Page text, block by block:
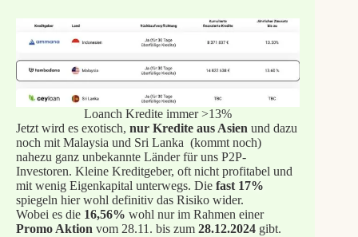
Loanch Kredite immer >13%
Jetzt wird es exotisch, nur Kredite aus Asien und dazu
noch mit Malaysia und Sri Lanka (kommt noch)
nahezu ganz unbekannte Länder für uns P2P-
Investoren. Kleine Kreditgeber, oft nicht profitabel und
mit wenig Eigenkapital unterwegs. Diefast 17%
spiegeln hier wohl definitiv das Risiko wider.
Wobei es die 16,56% wohl nur im Rahmen einer
Promo Aktion vom 28.11. bis zum 28.12.2024gibt.